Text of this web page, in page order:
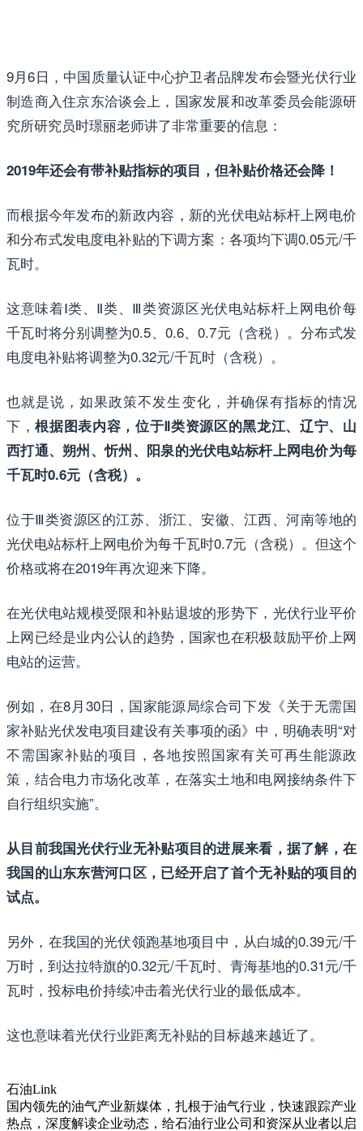
9月6日，中国质量认证中心护卫者品牌发布会暨光伏行业
制造商入住京东洽谈会上，国家发展和改革委员会能源研
究所研究员时璟丽老师讲了非常重要的信息：
2019年还会有带补贴指标的项目，但补贴价格还会降！
而根据今年发布的新政内容，新的光伏电站标杆上网电价
和分布式发电度电补贴的下调方案：各项均下调0.05元/千
瓦时。
这意味着Ⅰ类、Ⅱ类、Ⅲ类资源区光伏电站标杆上网电价每
千瓦时将分别调整为0.5、0.6、0.7元（含税）。分布式发
电度电补贴将调整为0.32元/千瓦时（含税）。
也就是说，如果政策不发生变化，并确保有指标的情况
下，根据图表内容，位于Ⅱ类资源区的黑龙江、辽宁、山
西打通、朔州、忻州、阳泉的光伏电站标杆上网电价为每
千瓦时0.6元（含税）。
位于Ⅲ类资源区的江苏、浙江、安徽、江西、河南等地的
光伏电站标杆上网电价为每千瓦时0.7元（含税）。但这个
价格或将在2019年再次迎来下降。
在光伏电站规模受限和补贴退坡的形势下，光伏行业平价
上网已经是业内公认的趋势，国家也在积极鼓励平价上网
电站的运营。
例如，在8月30日，国家能源局综合司下发《关于无需国
家补贴光伏发电项目建设有关事项的函》中，明确表明“对
不需国家补贴的项目，各地按照国家有关可再生能源政
策，结合电力市场化改革，在落实土地和电网接纳条件下
自行组织实施”。
从目前我国光伏行业无补贴项目的进展来看，据了解，在
我国的山东东营河口区，已经开启了首个无补贴的项目的
试点。
另外，在我国的光伏领跑基地项目中，从白城的0.39元/千
万时，到达拉特旗的0.32元/千瓦时、青海基地的0.31元/千
瓦时，投标电价持续冲击着光伏行业的最低成本。
这也意味着光伏行业距离无补贴的目标越来越近了。
石油Link
国内领先的油气产业新媒体，扎根于油气行业，快速跟踪产业
热点，深度解读企业动态，给石油行业公司和资深从业者以启